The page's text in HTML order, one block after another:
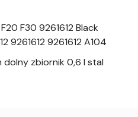
F30 9261612 Black
9261612 9261612 A104
dolny zbiornik 0,6 l stal